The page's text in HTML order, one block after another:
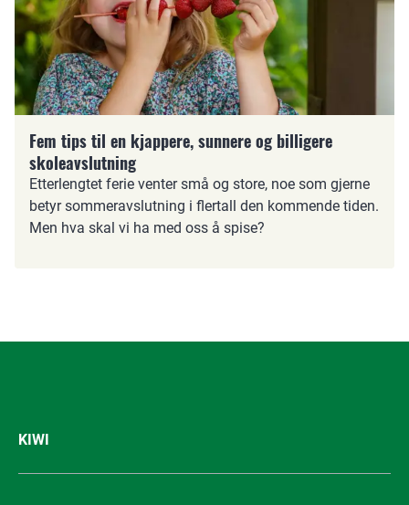
Fem tips til en kjappere, sunnere og billigere
skoleavslutning
Etterlengtet ferie venter små og store, noe som gjerne
betyr sommeravslutning i flertall den kommende tiden.
Men hva skal vi ha med oss å spise?
KIWI